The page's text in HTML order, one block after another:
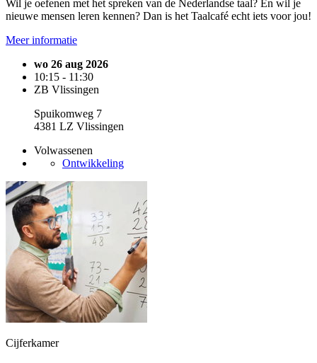
Wil je oefenen met het spreken van de Nederlandse taal? En wil je
nieuwe mensen leren kennen? Dan is het Taalcafé echt iets voor jou!
Meer informatie
wo 26 aug 2026
10:15 - 11:30
ZB Vlissingen
Spuikomweg 7
4381 LZ Vlissingen
Volwassenen
Ontwikkeling
Cijferkamer